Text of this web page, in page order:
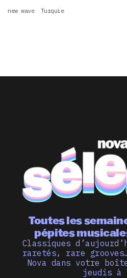
new wave Turquie
Toutes les
pépites
Classiques
raretés, rare
Nova dans votre
jeudis à